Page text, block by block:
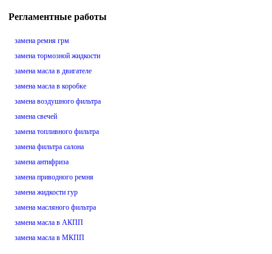
Регламентные работы
замена ремня грм
замена тормозной жидкости
замена масла в двигателе
замена масла в коробке
замена воздушного фильтра
замена свечей
замена топливного фильтра
замена фильтра салона
замена антифриза
замена приводного ремня
замена жидкости гур
замена масляного фильтра
замена масла в АКПП
замена масла в МКПП